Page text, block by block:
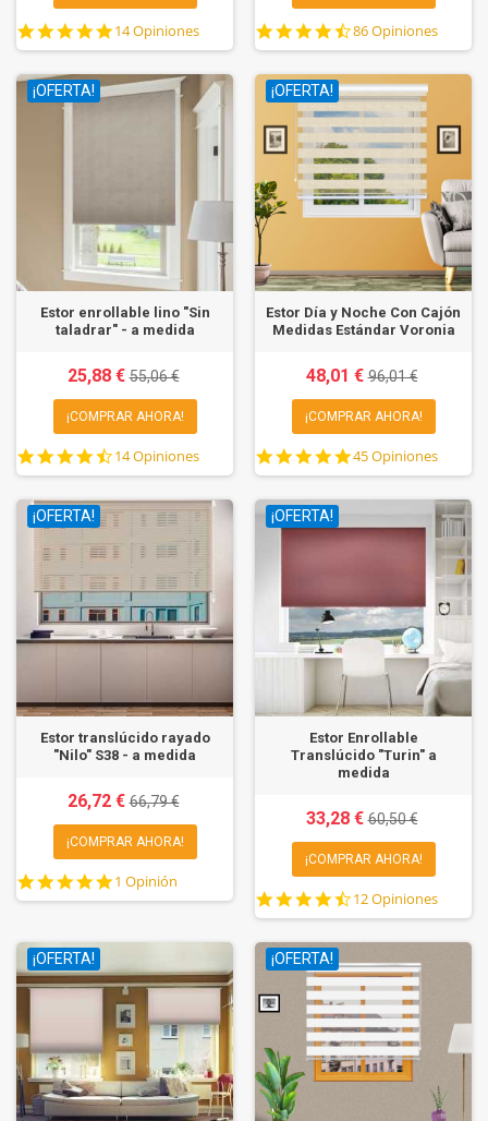
4.9
star
14 Opiniones
4.6
star
86 Opiniones
¡OFERTA!
Estor enrollable lino "Sin
taladrar" - a medida
25,88 €55,06 €
¡COMPRAR AHORA!
4.6
star
14 Opiniones
¡OFERTA!
Estor Día y Noche Con Cajón
Medidas Estándar Voronia
48,01 €96,01 €
¡COMPRAR AHORA!
4.8
star
45 Opiniones
¡OFERTA!
Estor translúcido rayado
"Nilo" S38 - a medida
26,72 €66,79 €
¡COMPRAR AHORA!
5.0
star
1 Opinión
¡OFERTA!
Estor Enrollable
Translúcido "Turin" a
medida
33,28 €60,50 €
¡COMPRAR AHORA!
4.7
star
12 Opiniones
¡OFERTA! ¡OFERTA!